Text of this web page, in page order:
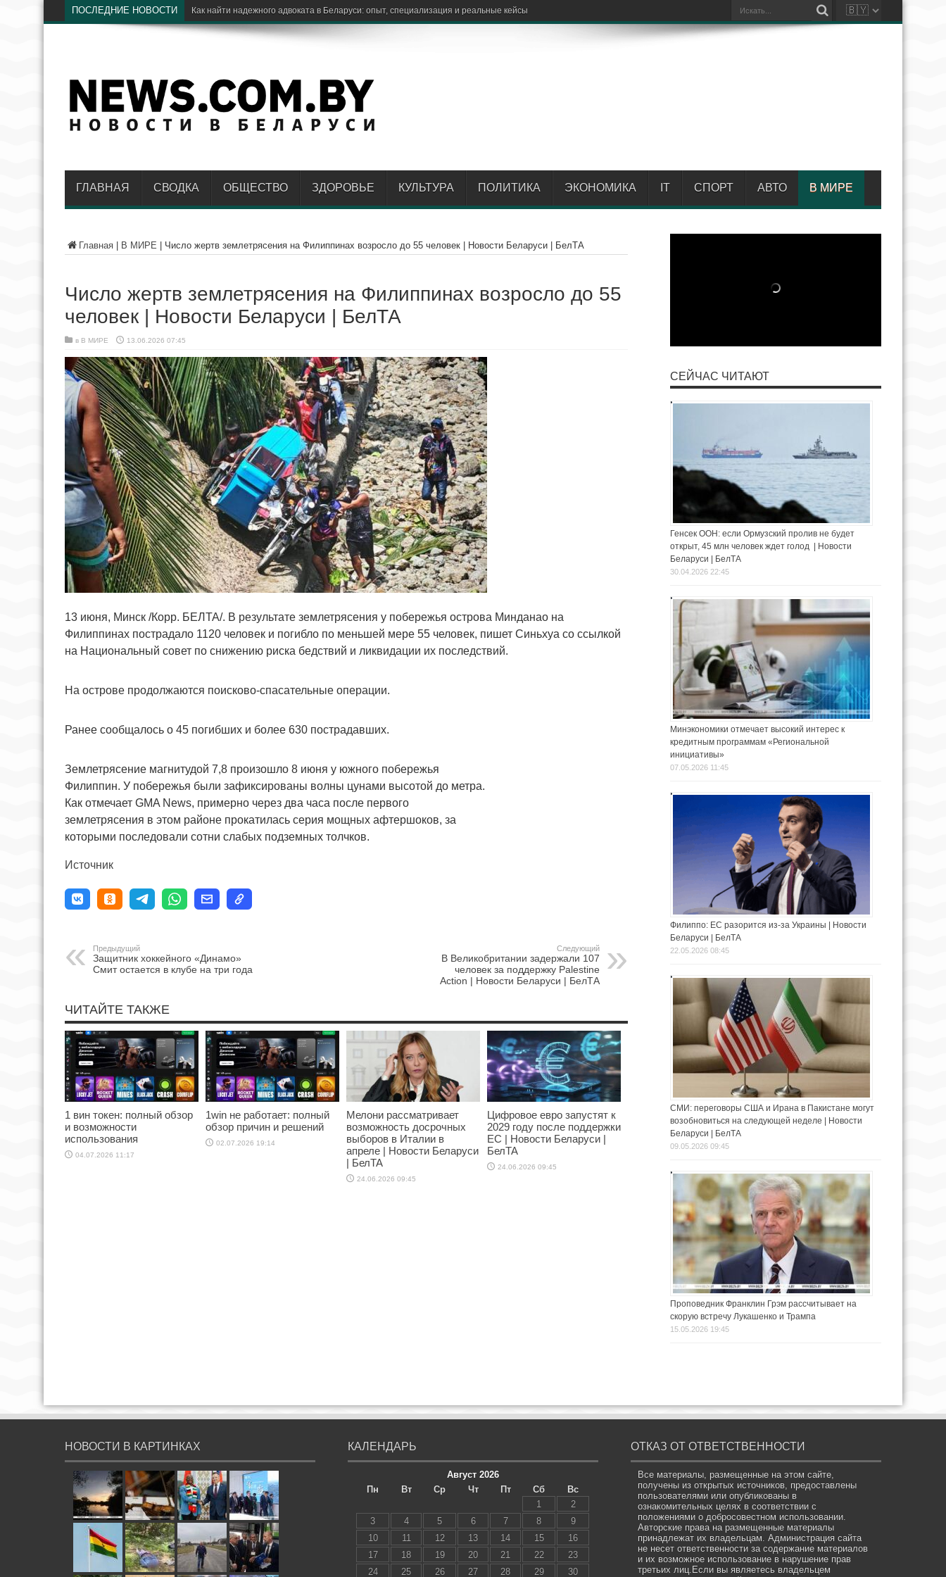
ПОСЛЕДНИЕ НОВОСТИ
ГЛАВНАЯ СВОДКА ОБЩЕСТВО ЗДОРОВЬЕ КУЛЬТУРА ПОЛИТИКА ЭКОНОМИКА IT СПОРТ АВТО В МИРЕ
Главная В МИРЕ Число жертв землетрясения на Филиппинах возросло до 55 человек | Новости Беларуси | БелТА
Число жертв землетрясения на Филиппинах возросло до 55
человек | Новости Беларуси | БелТА
в В МИРЕ 13.06.2026 07:45
13 июня, Минск /Корр. БЕЛТА/. В результате землетрясения у побережья острова Минданао на
Филиппинах пострадало 1120 человек и погибло по меньшей мере 55 человек, пишет Синьхуа со ссылкой
на Национальный совет по снижению риска бедствий и ликвидации их последствий.
На острове продолжаются поисково-спасательные операции.
Ранее сообщалось о 45 погибших и более 630 пострадавших.
Землетрясение магнитудой 7,8 произошло 8 июня у южного побережья
Филиппин. У побережья были зафиксированы волны цунами высотой до метра.
Как отмечает GMA News, примерно через два часа после первого
землетрясения в этом районе прокатилась серия мощных афтершоков, за
которыми последовали сотни слабых подземных толчков.
Источник
Предыдущий
Защитник хоккейного «Динамо»
Смит остается в клубе на три года
Следующий
В Великобритании задержали 107
человек за поддержку Palestine
Action | Новости Беларуси | БелТА
ЧИТАЙТЕ ТАКЖЕ
1 вин токен: полный обзор
и возможности
использования
04.07.2026 11:17
1win не работает: полный
обзор причин и решений
02.07.2026 19:14
Мелони рассматривает
возможность досрочных
выборов в Италии в
апреле | Новости Беларуси
| БелТА
24.06.2026 09:45
Цифровое евро запустят к
2029 году после поддержки
ЕС | Новости Беларуси |
БелТА
24.06.2026 09:45
СЕЙЧАС ЧИТАЮТ
Генсек ООН: если Ормузский пролив не будет
открыт, 45 млн человек ждет голод | Новости
Беларуси | БелТА
30.04.2026 22:45
Минэкономики отмечает высокий интерес к
кредитным программам «Региональной
инициативы»
07.05.2026 11:45
Филиппо: ЕС разорится из-за Украины | Новости
Беларуси | БелТА
22.05.2026 08:45
СМИ: переговоры США и Ирана в Пакистане могут
возобновиться на следующей неделе | Новости
Беларуси | БелТА
09.05.2026 09:45
Проповедник Франклин Грэм рассчитывает на
скорую встречу Лукашенко и Трампа
15.05.2026 19:45
НОВОСТИ В КАРТИНКАХ КАЛЕНДАРЬ
Август 2026
Пн
Вт Ср Чт Пт Сб
Вс
1
2
3
4 5 6 7 8
9
10
11 12 13 14 15
16
17
18 19 20 21 22
23
24
25 26 27 28 29 30
ОТКАЗ ОТ ОТВЕТСТВЕННОСТИ
Все материалы, размещенные на этом сайте,
получены из открытых источников, предоставлены
пользователями или опубликованы в
ознакомительных целях в соответствии с
положениями о добросовестном использовании.
Авторские права на размещенные материалы
принадлежат их владельцам. Администрация сайта
не несет ответственности за содержание материалов
и их возможное использование в нарушение прав
третьих лиц.Если вы являетесь владельцем